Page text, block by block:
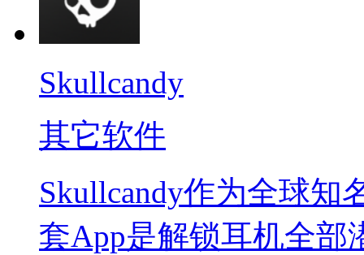
Skullcandy
其它软件
Skullcandy作为全球知
套App是解锁耳机全部